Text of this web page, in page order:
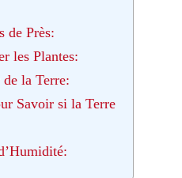
de Près:
les Plantes:
la Terre:
Savoir si la Terre